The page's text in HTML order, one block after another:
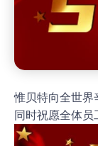
惟贝特向全世界
同时祝愿全体员